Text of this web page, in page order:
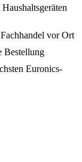
vor Ort
Bestellung
Euronics-